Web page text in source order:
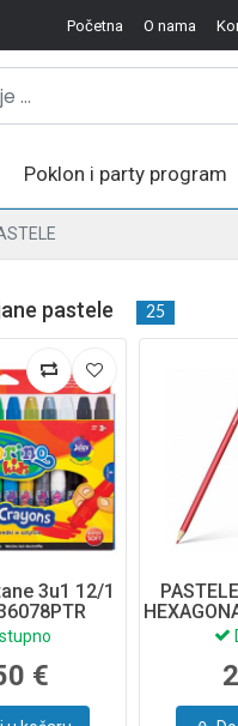
Početna O nama
Poklon i party program
pastele 25
3u1 12/1
€